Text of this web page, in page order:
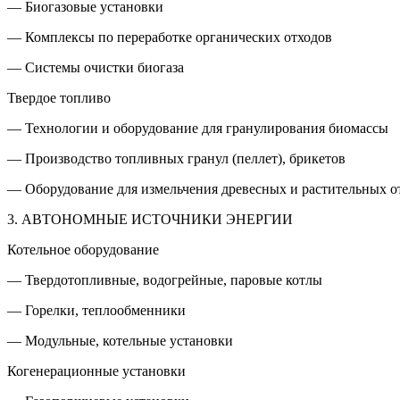
— Биогазовые установки
— Комплексы по переработке органических отходов
— Системы очистки биогаза
Твердое топливо
— Технологии и оборудование для гранулирования биомассы
— Производство топливных гранул (пеллет), брикетов
— Оборудование для измельчения древесных и растительных
3. АВТОНОМНЫЕ ИСТОЧНИКИ ЭНЕРГИИ
Котельное оборудование
— Твердотопливные, водогрейные, паровые котлы
— Горелки, теплообменники
— Модульные, котельные установки
Когенерационные установки